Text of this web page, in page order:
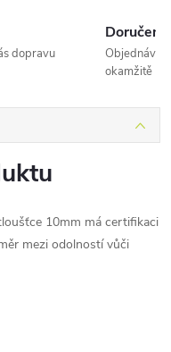
dopravu
Doručení
okamžitě
10mm má certifikaci
mezi odolností vůči